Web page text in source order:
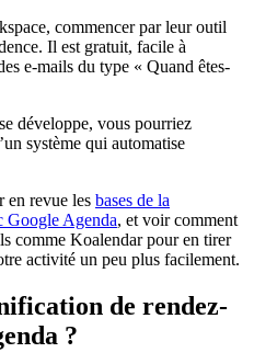
commencer par leur outil
Il est gratuit, facile à
e-mails du type « Quand êtes-
développe, vous pourriez
système qui automatise
en revue les bases de la
Google Agenda, et voir comment
comme Koalendar pour en tirer
activité un peu plus facilement.
de rendez-
?